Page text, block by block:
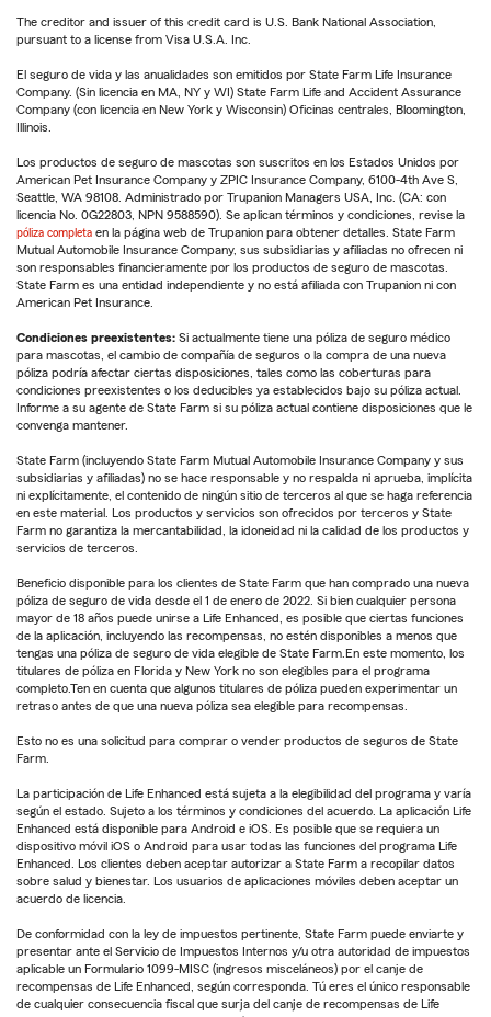
The creditor and issuer of this credit card is U.S. Bank National Association,
pursuant to a license from Visa U.S.A. Inc.
El seguro de vida y las anualidades son emitidos por State Farm Life Insurance
Company. (Sin licencia en MA, NY y WI) State Farm Life and Accident Assurance
Company (con licencia en New York y Wisconsin) Oficinas centrales, Bloomington,
Illinois.
Los productos de seguro de mascotas son suscritos en los Estados Unidos por
American Pet Insurance Company y ZPIC Insurance Company, 6100-4th Ave S,
Seattle, WA 98108. Administrado por Trupanion Managers USA, Inc. (CA: con
licencia No. 0G22803, NPN 9588590). Se aplican términos y condiciones, revise la
póliza completa en la página web de Trupanion para obtener detalles. State Farm
Mutual Automobile Insurance Company, sus subsidiarias y afiliadas no ofrecen ni
son responsables financieramente por los productos de seguro de mascotas.
State Farm es una entidad independiente y no está afiliada con Trupanion ni con
American Pet Insurance.
Condiciones preexistentes: Si actualmente tiene una póliza de seguro médico
para mascotas, el cambio de compañía de seguros o la compra de una nueva
póliza podría afectar ciertas disposiciones, tales como las coberturas para
condiciones preexistentes o los deducibles ya establecidos bajo su póliza actual.
Informe a su agente de State Farm si su póliza actual contiene disposiciones que le
convenga mantener.
State Farm (incluyendo State Farm Mutual Automobile Insurance Company y sus
subsidiarias y afiliadas) no se hace responsable y no respalda ni aprueba, implícita
ni explícitamente, el contenido de ningún sitio de terceros al que se haga referencia
en este material. Los productos y servicios son ofrecidos por terceros y State
Farm no garantiza la mercantabilidad, la idoneidad ni la calidad de los productos y
servicios de terceros.
Beneficio disponible para los clientes de State Farm que han comprado una nueva
póliza de seguro de vida desde el 1 de enero de 2022. Si bien cualquier persona
mayor de 18 años puede unirse a Life Enhanced, es posible que ciertas funciones
de la aplicación, incluyendo las recompensas, no estén disponibles a menos que
tengas una póliza de seguro de vida elegible de State Farm.En este momento, los
titulares de póliza en Florida y New York no son elegibles para el programa
completo.Ten en cuenta que algunos titulares de póliza pueden experimentar un
retraso antes de que una nueva póliza sea elegible para recompensas.
Esto no es una solicitud para comprar o vender productos de seguros de State
Farm.
La participación de Life Enhanced está sujeta a la elegibilidad del programa y varía
según el estado. Sujeto a los términos y condiciones del acuerdo. La aplicación Life
Enhanced está disponible para Android e iOS. Es posible que se requiera un
dispositivo móvil iOS o Android para usar todas las funciones del programa Life
Enhanced. Los clientes deben aceptar autorizar a State Farm a recopilar datos
sobre salud y bienestar. Los usuarios de aplicaciones móviles deben aceptar un
acuerdo de licencia.
De conformidad con la ley de impuestos pertinente, State Farm puede enviarte y
presentar ante el Servicio de Impuestos Internos y/u otra autoridad de impuestos
aplicable un Formulario 1099-MISC (ingresos misceláneos) por el canje de
recompensas de Life Enhanced, según corresponda. Tú eres el único responsable
de cualquier consecuencia fiscal que surja del canje de recompensas de Life